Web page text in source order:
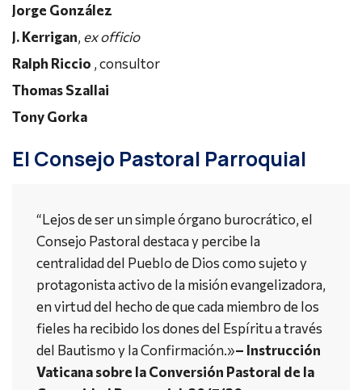
Jorge González
J. Kerrigan, ex officio
Ralph Riccio , consultor
Thomas Szallai
Tony Gorka
El Consejo Pastoral Parroquial
“Lejos de ser un simple órgano burocrático, el
Consejo Pastoral destaca y percibe la
centralidad del Pueblo de Dios como sujeto y
protagonista activo de la misión evangelizadora,
en virtud del hecho de que cada miembro de los
fieles ha recibido los dones del Espíritu a través
del Bautismo y la Confirmación.»– Instrucción
Vaticana sobre la Conversión Pastoral de la